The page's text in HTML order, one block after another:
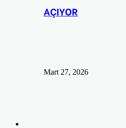
AÇIYOR
Mart 27, 2026